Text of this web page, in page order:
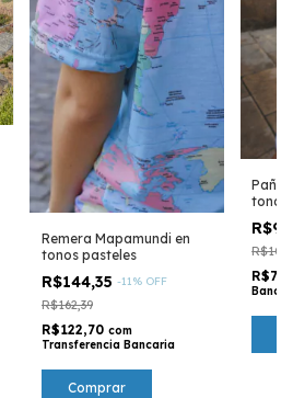
Remera Mapamundi en
tonos pasteles
R$144,35 -11% OFF
R$162,39
R$122,70 com
Transferencia Bancaria
Comprar
tonos